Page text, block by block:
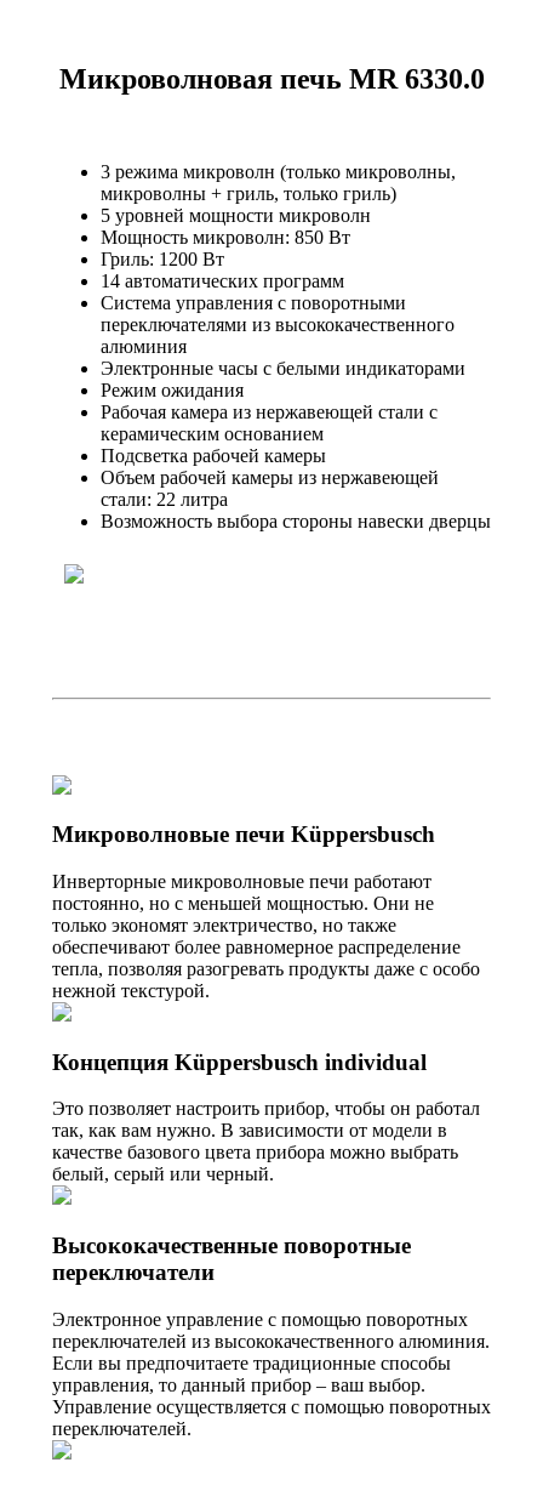
Микроволновая печь MR 6330.0
3 режима микроволн (только микроволны,
микроволны + гриль, только гриль)
5 уровней мощности микроволн
Мощность микроволн: 850 Вт
Гриль: 1200 Вт
14 автоматических программ
Система управления с поворотными
переключателями из высококачественного
алюминия
Электронные часы с белыми индикаторами
Режим ожидания
Рабочая камера из нержавеющей стали с
керамическим основанием
Подсветка рабочей камеры
Объем рабочей камеры из нержавеющей
стали: 22 литра
Возможность выбора стороны навески дверцы
Микроволновые печи Küppersbusch
Инверторные микроволновые печи работают
постоянно, но с меньшей мощностью. Они не
только экономят электричество, но также
обеспечивают более равномерное распределение
тепла, позволяя разогревать продукты даже с особо
нежной текстурой.
Концепция Küppersbusch individual
Это позволяет настроить прибор, чтобы он работал
так, как вам нужно. В зависимости от модели в
качестве базового цвета прибора можно выбрать
белый, серый или черный.
Высококачественные поворотные
переключатели
Электронное управление с помощью поворотных
переключателей из высококачественного алюминия.
Если вы предпочитаете традиционные способы
управления, то данный прибор – ваш выбор.
Управление осуществляется с помощью поворотных
переключателей.